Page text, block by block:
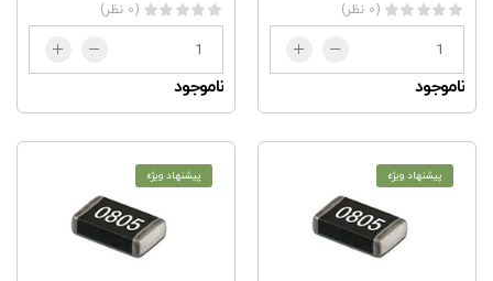
(0 نظر)
ناموجود
(0 نظر)
ناموجود
پیشنهاد ویژه پیشنهاد ویژه